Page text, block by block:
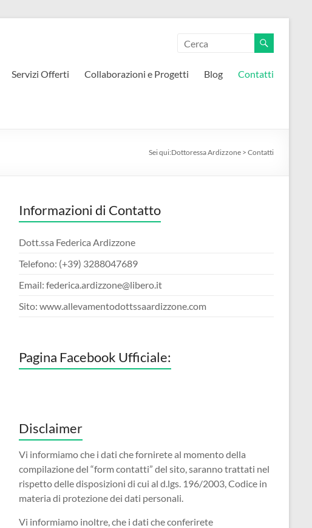
Servizi Offerti Collaborazioni e Progetti Blog Contatti
Sei qui:Dottoressa Ardizzone > Contatti
Informazioni di Contatto
Dott.ssa Federica Ardizzone
Telefono: (+39) 3288047689
Email: federica.ardizzone@libero.it
Sito: www.allevamentodottssaardizzone.com
Pagina Facebook Ufficiale:
Disclaimer
Vi informiamo che i dati che fornirete al momento della
compilazione del “form contatti” del sito, saranno trattati nel
rispetto delle disposizioni di cui al d.lgs. 196/2003, Codice in
materia di protezione dei dati personali.
Vi informiamo inoltre, che i dati che conferirete